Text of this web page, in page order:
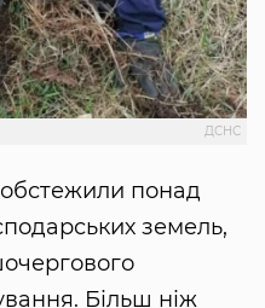
ДСНС
понад
земель,
Більш ніж